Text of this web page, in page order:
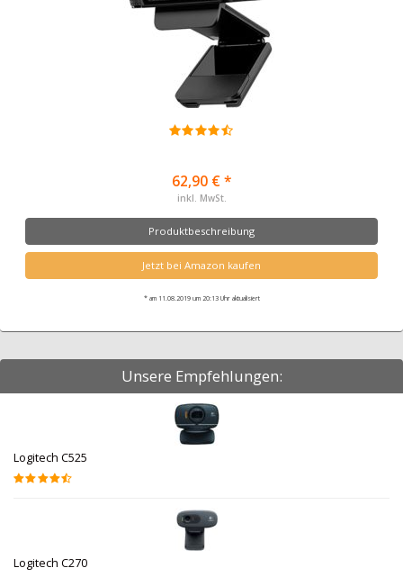
62,90 € *
inkl. MwSt.
Produktbeschreibung
Jetzt bei Amazon kaufen
* am 11.08.2019 um 20:13 Uhr aktualisiert
Unsere Empfehlungen:
Logitech C525
Logitech C270